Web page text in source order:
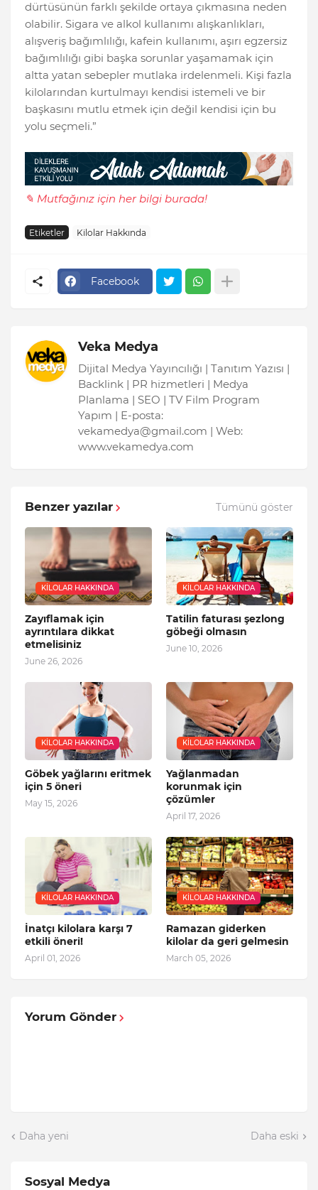
dürtüsünün farklı şekilde ortaya çıkmasına neden
olabilir. Sigara ve alkol kullanımı alışkanlıkları,
alışveriş bağımlılığı, kafein kullanımı, aşırı egzersiz
bağımlılığı gibi başka sorunlar yaşamamak için
altta yatan sebepler mutlaka irdelenmeli. Kişi fazla
kilolarından kurtulmayı kendisi istemeli ve bir
başkasını mutlu etmek için değil kendisi için bu
yolu seçmeli.”
✎ Mutfağınız için her bilgi burada!
Etiketler Kilolar Hakkında
Facebook
Veka Medya
Dijital Medya Yayıncılığı | Tanıtım Yazısı |
Backlink | PR hizmetleri | Medya
Planlama | SEO | TV Film Program
Yapım | E-posta:
vekamedya@gmail.com | Web:
www.vekamedya.com
Benzer yazılar Tümünü göster
KILOLAR HAKKINDA
Zayıflamak için
ayrıntılara dikkat
etmelisiniz
June 26, 2026
KILOLAR HAKKINDA
Tatilin faturası şezlong
göbeği olmasın
June 10, 2026
KILOLAR HAKKINDA
Göbek yağlarını eritmek
için 5 öneri
May 15, 2026
KILOLAR HAKKINDA
Yağlanmadan
korunmak için
çözümler
April 17, 2026
KILOLAR HAKKINDA
İnatçı kilolara karşı 7
etkili öneri!
April 01, 2026
KILOLAR HAKKINDA
Ramazan giderken
kilolar da geri gelmesin
March 05, 2026
Yorum Gönder
Daha yeni Daha eski
Sosyal Medya